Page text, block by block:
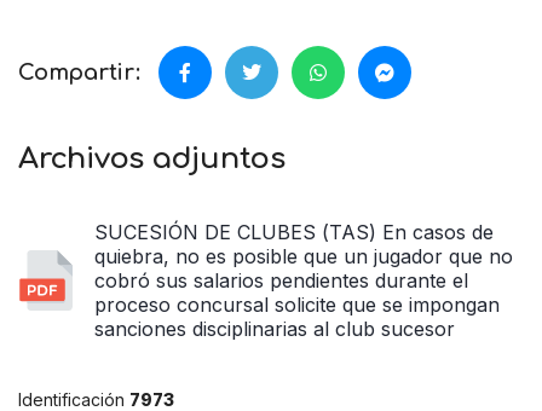
Compartir:
Archivos adjuntos
SUCESIÓN DE CLUBES (TAS) En casos de
quiebra, no es posible que un jugador que no
cobró sus salarios pendientes durante el
proceso concursal solicite que se impongan
sanciones disciplinarias al club sucesor
Identificación 7973